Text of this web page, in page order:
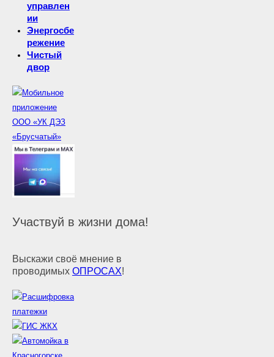
управлен
ии
Энергосбе
режение
Чистый
двор
Участвуй в жизни дома!
Выскажи своё мнение в
проводимых ОПРОСАХ!